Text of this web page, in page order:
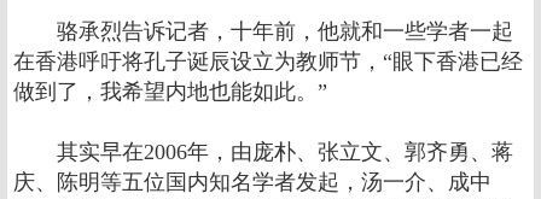
骆承烈告诉记者，十年前，他就和一些学者一起
在香港呼吁将孔子诞辰设立为教师节，“眼下香港已经
做到了，我希望内地也能如此。”
其实早在2006年，由庞朴、张立文、郭齐勇、蒋
庆、陈明等五位国内知名学者发起，汤一介、成中